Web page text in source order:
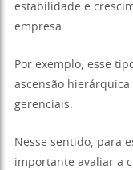
estabilidade e
empresa.
Por exemplo, esse
ascensão
gerenciais.
Nesse sentido, para
importante avaliar a